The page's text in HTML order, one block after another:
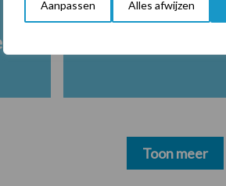
Aanpassen Alles afwijzen
Toon meer